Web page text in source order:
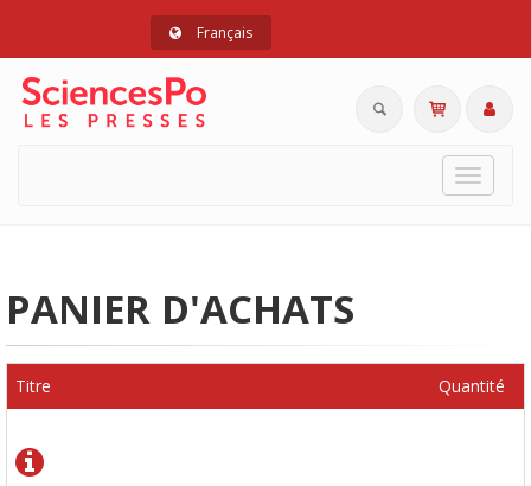
Français
Toggle
PANIER D'ACHATS
Titre Quantité